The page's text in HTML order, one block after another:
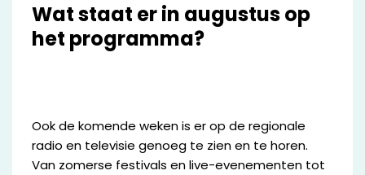
Wat staat er in augustus op
het programma?
Ook de komende weken is er op de regionale
radio en televisie genoeg te zien en te horen.
Van zomerse festivals en live-evenementen tot